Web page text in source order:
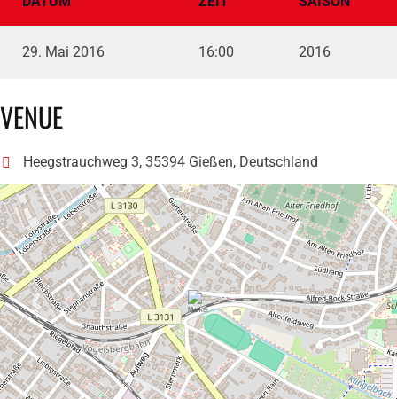
29. Mai 2016 16:00 2016
VENUE
Heegstrauchweg 3, 35394 Gießen, Deutschland